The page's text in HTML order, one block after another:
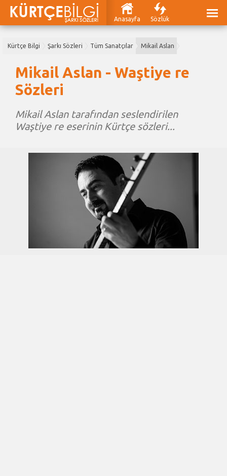
Anasayfa Sözlük
Kürtçe Bilgi Şarkı Sözleri Tüm Sanatçılar Mikail Aslan
Mikail Aslan - Waştiye re
Sözleri
Mikail Aslan tarafından seslendirilen
Waştiye re eserinin Kürtçe sözleri...